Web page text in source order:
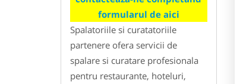
formularul de aici
Spalatoriile si curatatoriile
partenere ofera servicii de
spalare si curatare profesionala
pentru restaurante, hoteluri,